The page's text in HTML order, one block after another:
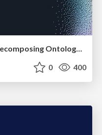
AWS Summit Taipei 2026: Decomposing Ontology and Agentic AI - Using Amazon Bedrock to Bring Living Water to Manufacturing ERP
0 400